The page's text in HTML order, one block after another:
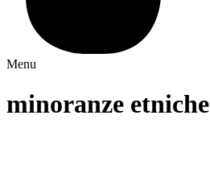
Menu
minoranze etniche